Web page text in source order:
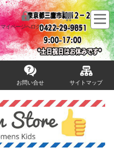
マイページへログイン カートをみる
お問い合せ サイトマップ